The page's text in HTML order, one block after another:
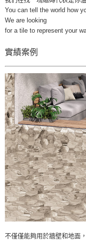
You can tell the world how
We are looking
for a tile to represent your
實績案例
僅能夠用於牆壁和地面，